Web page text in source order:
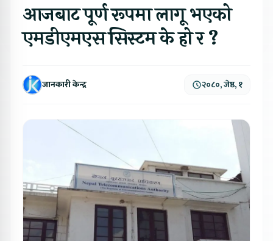
आजबाट पूर्ण रूपमा लागू भएको
एमडीएमएस सिस्टम के हो र ?
जानकारी केन्द्र २०८०, जेष्ठ, १